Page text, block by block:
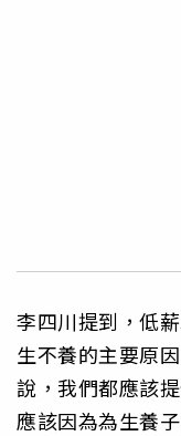
李四川提到，低
生不養的主要原
說，我們都應該
應該因為為生養